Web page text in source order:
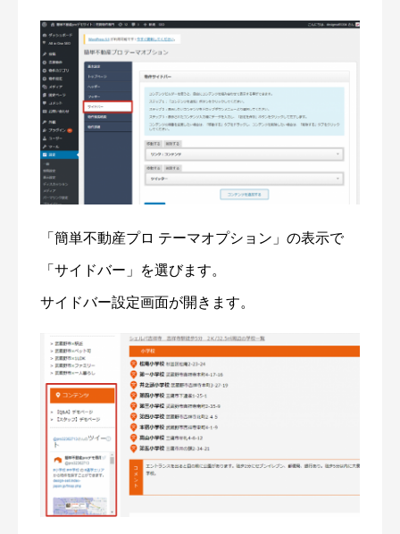
「簡単不動産プロ テーマオプション」の表示で
「サイドバー」を選びます。
サイドバー設定画面が開きます。